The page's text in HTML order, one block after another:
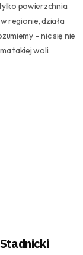
powierzchnia.
regionie, działa
– nic się nie
takiej woli.